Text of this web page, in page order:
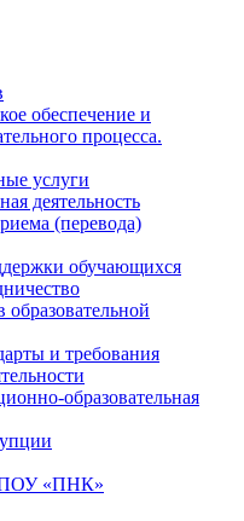
обеспечение и
процесса.
услуги
деятельность
(перевода)
обучающихся
и требования
образовательная
«ПНК»